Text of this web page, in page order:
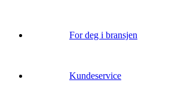
For deg i bransjen
Kundeservice